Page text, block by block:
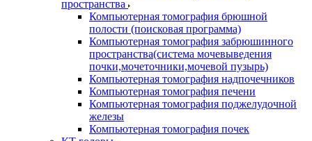
пространства
Компьютерная томография брюшной
полости (поисковая программа)
Компьютерная томография забрюшинного
пространства(система мочевыведения
почки,мочеточники,мочевой пузырь)
Компьютерная томография надпочечников
Компьютерная томография печени
Компьютерная томография поджелудочной
железы
Компьютерная томография почек